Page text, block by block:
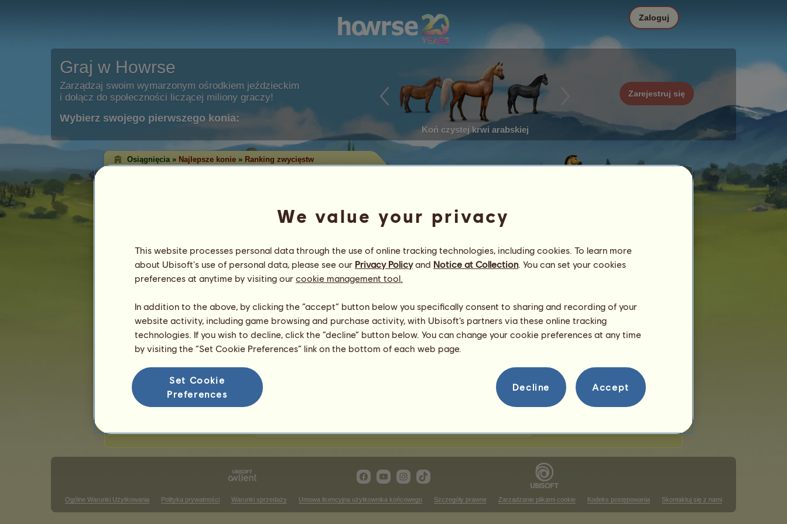
Graj w Howrse
Zarządzaj swoim wymarzonym ośrodkiem jeździeckim
i dołącz do społeczności liczącej miliony graczy!
Wybierz swojego pierwszego konia:
Koń czystej krwi arabskiej
Zarejestruj się
Zaloguj
Osiągnięcia » Najlepsze konie » Ranking zwycięstw
Ranking zwycięstw pokazuje konie, który zdobyły najwięcej tytułów w
Ten ranking jest aktualizowany każdej nocy. Tylko konie z największą liczbą
osiągnięć są zapamiętywane.
Ostatnia aktualizacja: 7 sierpnia 2026.
Zawody jeździectwa klasycznego Zawody jeździectwa western
Zwycięstwa w wyścigu galopem Zwycięstwa w wyścigu kłusem
Zwycięstwa w konkursie skoków
Brak wyników do wyświetlenia w tym rankingu
Zwycięstwa w biegu przełajowym
Brak wyników do wyświetlenia w tym rankingu
Zwycięstwa w ujeżdżeniu
Ogólne Warunki Użytkowania Polityka prywatności Warunki sprzedaży Umowa licencyjna użytkownika końcowego Szczegóły prawne Zarządzanie plikami cookie Kodeks postępowania Skontaktuj się z nami
We value your privacy
This website processes personal data through the use of online tracking technologies, including cookies. To learn more
about Ubisoft's use of personal data, please see our Privacy Policyand Notice at Collection. You can set your cookies
preferences at anytime by visiting our cookie management tool.
In addition to the above, by clicking the “accept” button below you specifically consent to sharing and recording of your
website activity, including game browsing and purchase activity, with Ubisoft’s partners via these online tracking
technologies. If you wish to decline, click the “decline” button below. You can change your cookie preferences at any time
by visiting the “Set Cookie Preferences” link on the bottom of each web page.
Set Cookie
Preferences
Decline Accept